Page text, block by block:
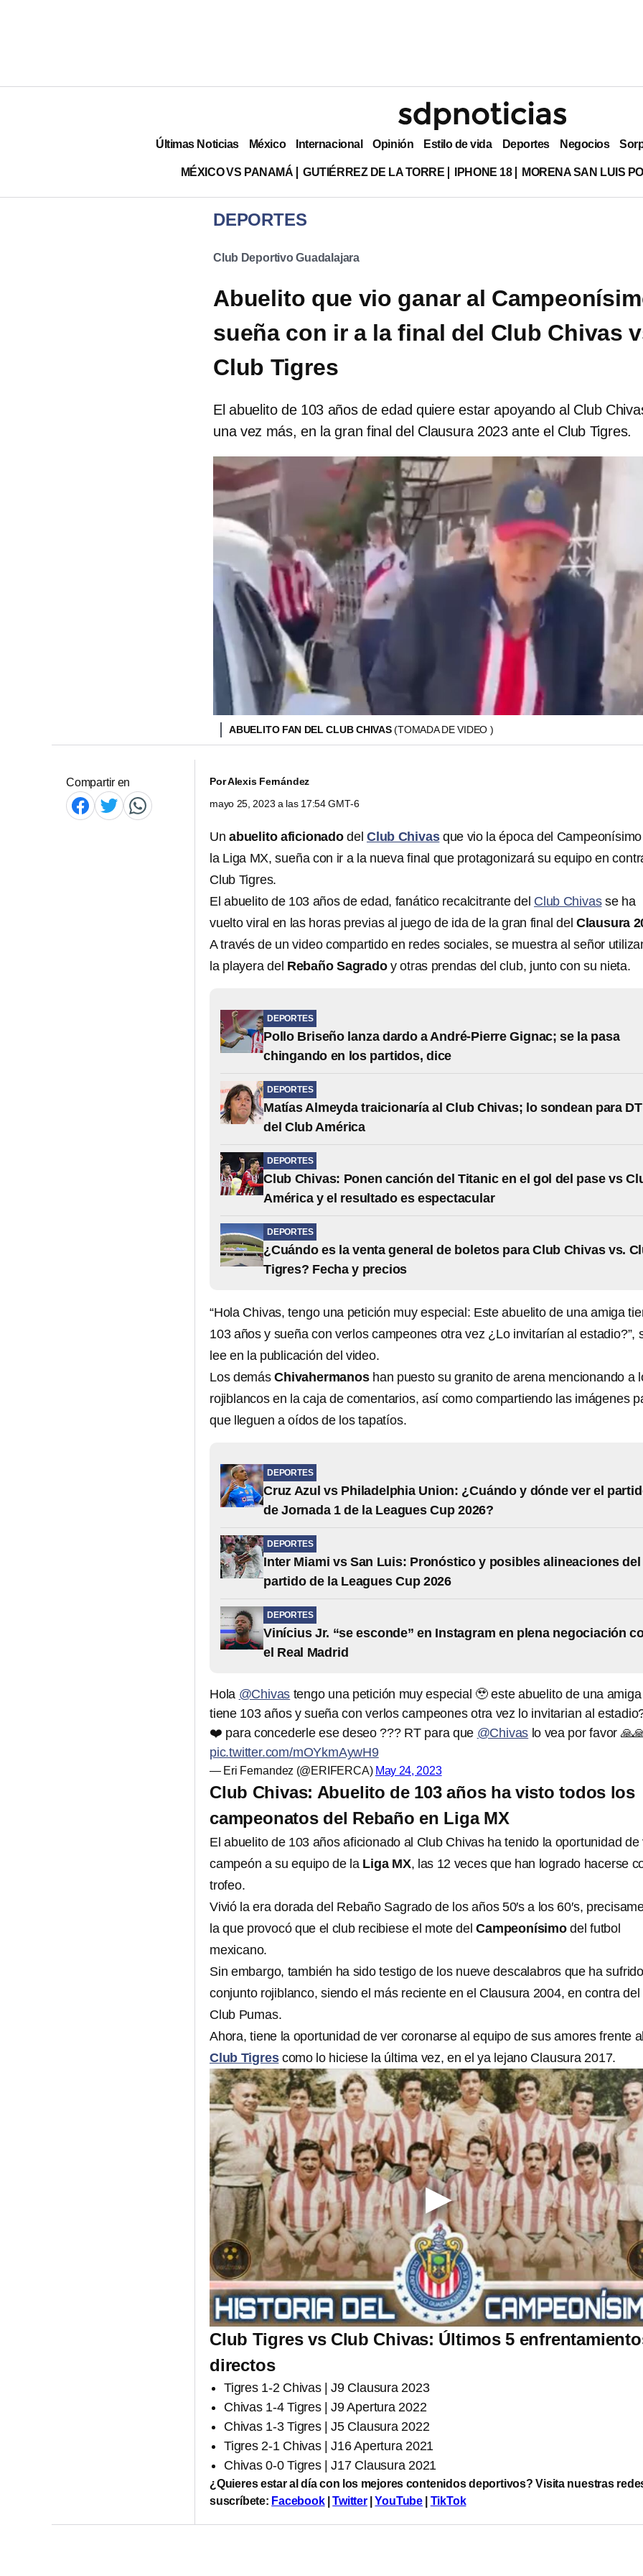
Últimas Noticias México Internacional Opinión Estilo de vida Deportes Negocios
MÉXICO VS PANAMÁ GUTIÉRREZ DE LA TORRE IPHONE 18 MORENA SAN LUIS
DEPORTES
Club Deportivo Guadalajara
Abuelito que vio ganar al
sueña con ir a la final del Club Chivas
Club Tigres
El abuelito de 103 años de edad quiere estar apoyando al Club
una vez más, en la gran final del Clausura 2023 ante el Club Tigres.
ABUELITO FAN DEL CLUB CHIVAS(TOMADA DE VIDEO )
Compartir en PorAlexis Fernández
mayo 25, 2023 a las 17:54 GMT-6
Un abuelito aficionadodelClub Chivasque vio la época del
la Liga MX, sueña con ir a la nueva final que protagonizará su equipo en
Club Tigres.
El abuelito de 103 años de edad, fanático recalcitrante del Club Chivasse ha
vuelto viral en las horas previas al juego de ida de la gran final del Clausura
A través de un video compartido en redes sociales, se muestra al señor
la playera del Rebaño Sagradoy otras prendas del club, junto con su nieta.
DEPORTES
Pollo Briseño lanza dardo a André-Pierre Gignac; se la pasa
chingando en los partidos, dice
DEPORTES
Matías Almeyda traicionaría al Club Chivas; lo sondean para DT
del Club América
DEPORTES
Club Chivas: Ponen canción del Titanic en el gol del pase vs
América y el resultado es espectacular
DEPORTES
¿Cuándo es la venta general de boletos para Club Chivas vs.
Tigres? Fecha y precios
“Hola Chivas, tengo una petición muy especial: Este abuelito de una amiga
103 años y sueña con verlos campeones otra vez ¿Lo invitarían al estadio?”,
lee en la publicación del video.
Los demásChivahermanoshan puesto su granito de arena mencionando a
rojiblancos en la caja de comentarios, así como compartiendo las imágenes
que lleguen a oídos de los tapatíos.
DEPORTES
Cruz Azul vs Philadelphia Union: ¿Cuándo y dónde ver el
de Jornada 1 de la Leagues Cup 2026?
DEPORTES
Inter Miami vs San Luis: Pronóstico y posibles alineaciones del
partido de la Leagues Cup 2026
DEPORTES
Vinícius Jr. “se esconde” en Instagram en plena negociación
el Real Madrid
Hola @Chivas tengo una petición muy especial 🥹 este abuelito de una amiga
tiene 103 años y sueña con verlos campeones otra vez lo invitarian al
❤️ para concederle ese deseo ??? RT para que @Chivas lo vea por favor
pic.twitter.com/mOYkmAywH9
— Eri Fernandez (@ERIFERCA) May 24, 2023
Club Chivas: Abuelito de 103 años ha visto todos los
campeonatos del Rebaño en Liga MX
El abuelito de 103 años aficionado al Club Chivas ha tenido la oportunidad de
campeón a su equipo de la Liga MX, las 12 veces que han logrado hacerse
trofeo.
Vivió la era dorada del Rebaño Sagrado de los años 50′s a los 60′s,
la que provocó que el club recibiese el mote delCampeonísimodel futbol
mexicano.
Sin embargo, también ha sido testigo de los nueve descalabros que ha
conjunto rojiblanco, siendo el más reciente en el Clausura 2004, en contra del
Club Pumas.
Ahora, tiene la oportunidad de ver coronarse al equipo de sus amores frente
Club Tigrescomo lo hiciese la última vez, en el ya lejano Clausura 2017.
Club Tigres vs Club Chivas: Últimos 5
directos
Tigres 1-2 Chivas | J9 Clausura 2023
Chivas 1-4 Tigres | J9 Apertura 2022
Chivas 1-3 Tigres | J5 Clausura 2022
Tigres 2-1 Chivas | J16 Apertura 2021
Chivas 0-0 Tigres | J17 Clausura 2021
¿Quieres estar al día con los mejores contenidos deportivos? Visita nuestras
suscríbete: Facebook|Twitter|YouTube TikTok